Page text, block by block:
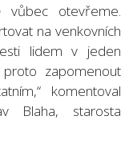
vůbec otevřeme.
na venkovních
lidem v jeden
zapomenout
komentoval
Blaha, starosta